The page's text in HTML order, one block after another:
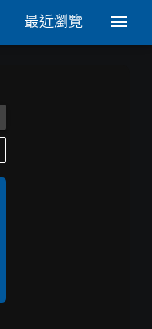
最近瀏覽